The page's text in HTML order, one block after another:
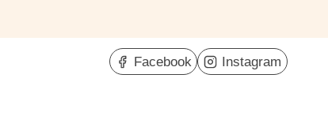
Facebook Instagram